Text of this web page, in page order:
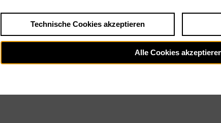
Technische Cookies akzeptieren
Alle Cookies